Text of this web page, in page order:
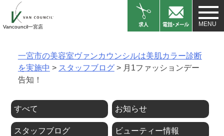
content
Vancouncil一宮店
一宮市の美容室ヴァンカウンシルは美肌カラー診断
を実施中 > スタッフブログ> 月1ファッションデー
告知！
すべて お知らせ
スタッフブログ ビューティー情報